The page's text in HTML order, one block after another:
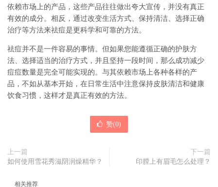
依赖市场上的产品，这些产品往往做出夸大宣传，并没有真正
有效的成分。相反，通过改变生活方式、保持清洁、选择正确
治疗等方法来祛痘是更科学和可靠的方法。
祛痘并不是一件容易的事情。但如果您能遵循正确的护肤方
法、选择适当的治疗方式，并且坚持一段时间，那么成功减少
痘痘数量是完全可能实现的。与其依赖市场上各种各样的产
品，不如从基本开始，在日常生活中注意保持皮肤清洁和健康
饮食习惯，这样才是真正有效的方法。
赞(0)
上一篇
如何使用雪花秀滋阴润燥精华？
下一篇
印膛上有眉毛怎么处理？
相关推荐